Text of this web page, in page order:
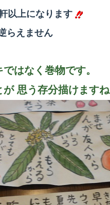
以上になります
らえません
はなく巻物です。
が 思う存分描けますね